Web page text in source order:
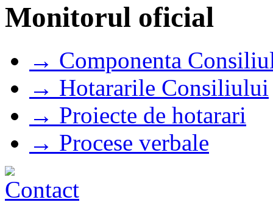
Monitorul oficial
→ Componenta
→ Hotararile Consiliului
→ Proiecte de hotarari
→ Procese verbale